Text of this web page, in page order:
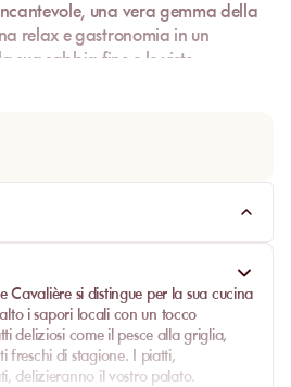
una vera gemma della
relax e gastronomia in un
sua sabbia fine e le viste
Les Voiles de Cavalière
Cavalière si distingue per la sua cucina
i sapori locali con un tocco
deliziosi come il pesce alla griglia,
freschi di stagione. I piatti,
delizieranno il vostro palato.